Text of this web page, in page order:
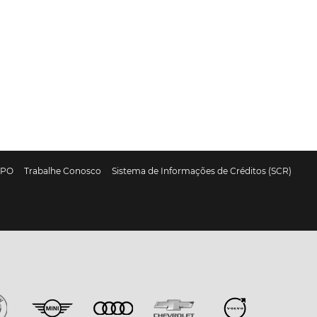
Trabalhe Conosco Sistema de Informações de Créditos (SCR)